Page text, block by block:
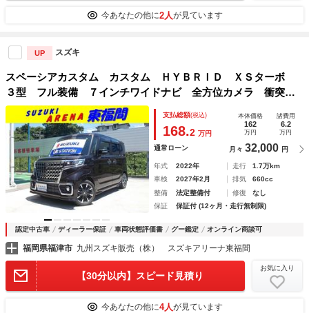
今あなたの他に2人が見ています
UP スズキ
スペーシアカスタム カスタム ＨＹＢＲＩＤ ＸＳターボ
３型 フル装備 ７インチワイドナビ 全方位カメラ 衝突軽
減ブレーキサポート 両側電動スライドドア 運転席シートヒ
ーター アイドリングストップ スマートキーレス
支払総額(税込)
168.2 万円
本体価格
162
万円
諸費用
6.2
万円
通常ローン 月々 32,000 円
年式 2022年 走行
1.7万km
車検
2027年2月 排気
660cc
整備
法定整備付 修復
なし
保証
保証付 (12ヶ月・走行無制限)
認定中古車 ディーラー保証 車両状態評価書 グー鑑定 オンライン商談可
福岡県福津市 九州スズキ販売（株） スズキアリーナ東福間
【30分以内】スピード見積り
お気に入り
今あなたの他に4人が見ています